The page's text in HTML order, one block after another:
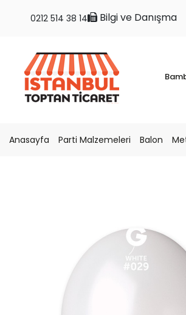
Bilgi ve Danışma
0212 514 38 14
Anasayfa Parti Malzemeleri Balon